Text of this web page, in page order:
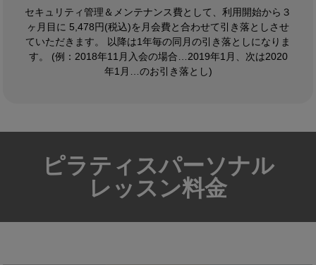
セキュリティ管理＆メンテナンス費として、利用開始から３
ヶ月目に 5,478円(税込)を月会費と合わせて引き落としさせ
ていただきます。 以降は1年毎の同月の引き落としになりま
す。 (例：2018年11月入会の場合…2019年1月、次は2020
年1月…のお引き落とし)
ピラティスパーソナル
レッスン料金